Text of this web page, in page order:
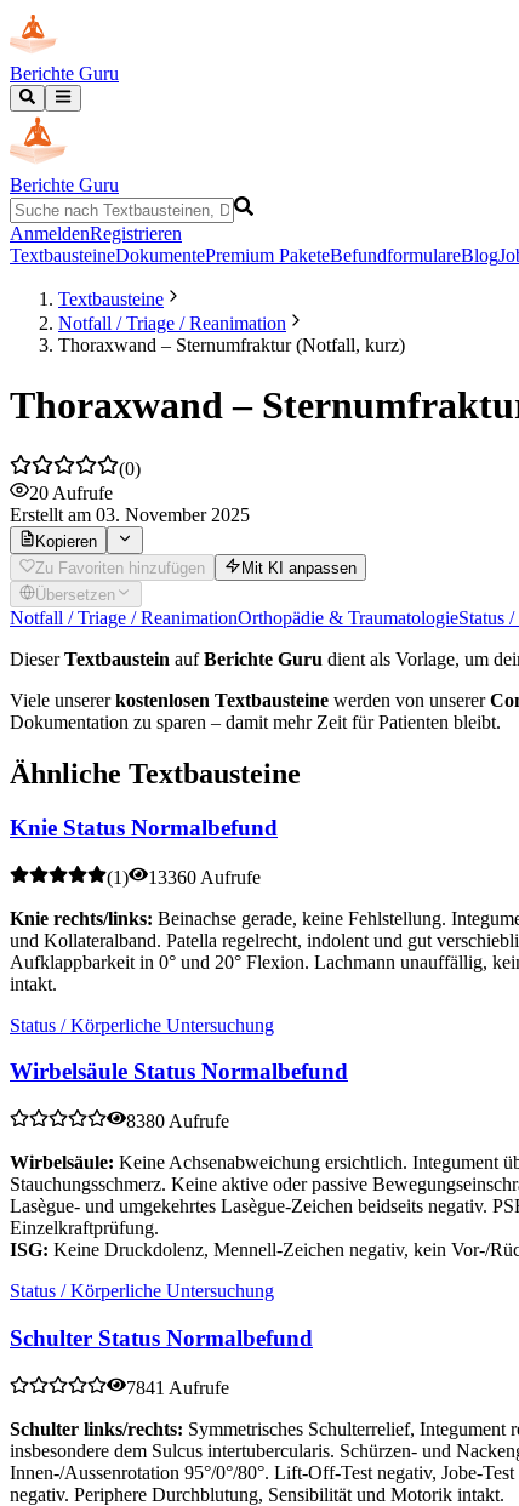
Berichte Guru
Berichte Guru
AnmeldenRegistrieren
TextbausteineDokumentePremium PaketeBefundformulareBlog
Textbausteine
Notfall / Triage / Reanimation
Thoraxwand – Sternumfraktur (Notfall, kurz)
Thoraxwand –
(0)
20 Aufrufe
Erstellt am 03. November 2025
Kopieren
Zu Favoriten hinzufügen
Mit KI anpassen
Übersetzen
Notfall / Triage / ReanimationOrthopädie & TraumatologieStatus
DieserTextbaustein aufBerichte Guru dient als Vorlage, um
Viele unsererkostenlosen Textbausteine werden von unserer
Dokumentation zu sparen – damit mehr Zeit für Patienten bleibt.
Ähnliche Textbausteine
Knie Status Normalbefund
(1)
13360 Aufrufe
Knie rechts/links: Beinachse gerade, keine Fehlstellung.
und Kollateralband. Patella regelrecht, indolent und gut
Aufklappbarkeit in 0° und 20° Flexion. Lachmann unauffällig,
intakt.
Status / Körperliche Untersuchung
Wirbelsäule Status Normalbefund
8380 Aufrufe
Wirbelsäule: Keine Achsenabweichung ersichtlich. Integument
Stauchungsschmerz. Keine aktive oder passive
Lasègue- und umgekehrtes Lasègue-Zeichen beidseits negativ.
Einzelkraftprüfung.
ISG: Keine Druckdolenz, Mennell-Zeichen negativ, kein Vor-/
Status / Körperliche Untersuchung
Schulter Status Normalbefund
7841 Aufrufe
Schulter links/rechts: Symmetrisches Schulterrelief,
insbesondere dem Sulcus intertubercularis. Schürzen- und
Innen-/Aussenrotation 95°/0°/80°. Lift-Off-Test negativ, Jobe-
negativ. Periphere Durchblutung, Sensibilität und Motorik intakt.